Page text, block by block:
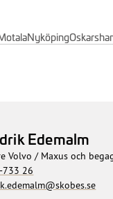
Nyköping
Edemalm
Volvo / Maxus och
733 26